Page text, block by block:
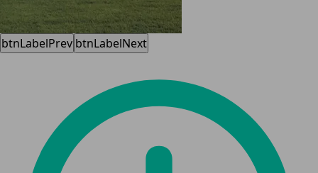
btnLabelPrev btnLabelNext